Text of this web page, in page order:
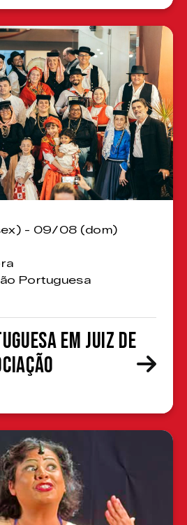
- 09/08 (dom)
Portuguesa
em Juiz de